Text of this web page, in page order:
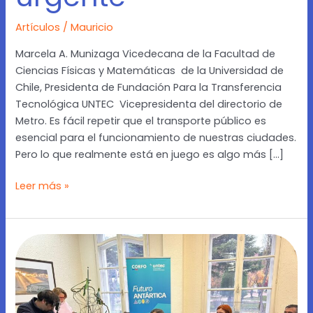
Artículos /Mauricio
Marcela A. Munizaga Vicedecana de la Facultad de
Ciencias Físicas y Matemáticas de la Universidad de
Chile, Presidenta de Fundación Para la Transferencia
Tecnológica UNTEC Vicepresidenta del directorio de
Metro. Es fácil repetir que el transporte público es
esencial para el funcionamiento de nuestras ciudades.
Pero lo que realmente está en juego es algo más […]
Leer más »
[El
Pingüino]
En
Punta
Arenas